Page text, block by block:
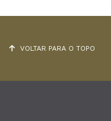
VOLTAR PARA O TOPO